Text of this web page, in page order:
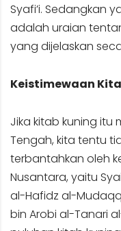
Syafi’i. Sedangkan
adalah uraian
yang dijelaskan
Keistimewaan
Jika kitab kuning itu
Tengah, kita tentu
terbantahkan oleh
Nusantara, yaitu
al-Hafidz al-
bin Arobi al-Tanari